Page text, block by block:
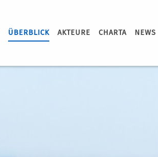
ÜBERBLICK AKTEURE CHARTA NEWS